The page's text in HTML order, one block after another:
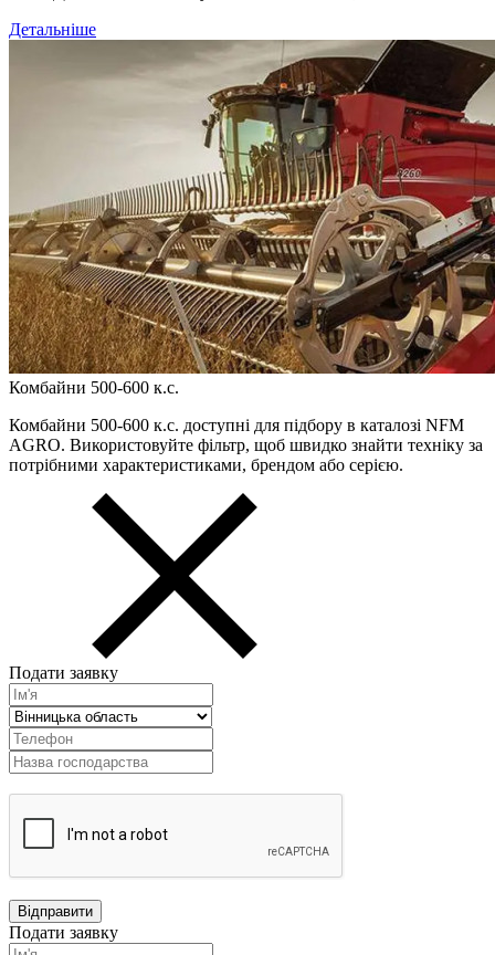
Детальніше
Комбайни 500-600 к.с.
Комбайни 500-600 к.с. доступні для підбору в каталозі NFM
AGRO. Використовуйте фільтр, щоб швидко знайти техніку за
потрібними характеристиками, брендом або серією.
Подати заявку
Подати заявку